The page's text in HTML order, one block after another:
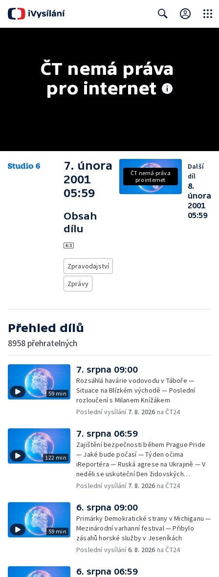
ČT nemá práva
pro internet
7. února
2001
05:59
Obsah
dílu
Zpravodajství
Zprávy
ČT nemá práva
pro internet
Další
díl
8.
února
2001
05:59
Přehled dílů
8958 přehratelných
59 min
7. srpna 09:00
Rozsáhlá havárie vodovodu v Táboře —
Situace na Blízkém východě — Poslední
rozloučení s Milanem Knížákem
Poslední vysílání 7. 8. 2026 na ČT24
122 min
7. srpna 06:59
Zajištění bezpečnosti během Prague Pride
— Jaké bude počasí — Týden očima
iReportéra — Ruská agrese na Ukrajině — V
neděli se uskuteční Den židovských
památek — Vila Tugendhat slaví 25 let na
atletice 2026 — Výzkum: epidemie digitálních
závislostí je mýtus — Demolice vyhořelé
výškové budovy ve Zlíně
Poslední vysílání 7. 8. 2026 na ČT24
59 min
6. srpna 09:00
Primárky Demokratické strany v Michiganu —
Mezinárodní varhanní festival — Přibylo
zásahů horské služby v Jeseníkách
Poslední vysílání6. 8. 2026 na ČT24
6. srpna 06:59